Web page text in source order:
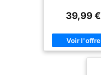
39,99 €